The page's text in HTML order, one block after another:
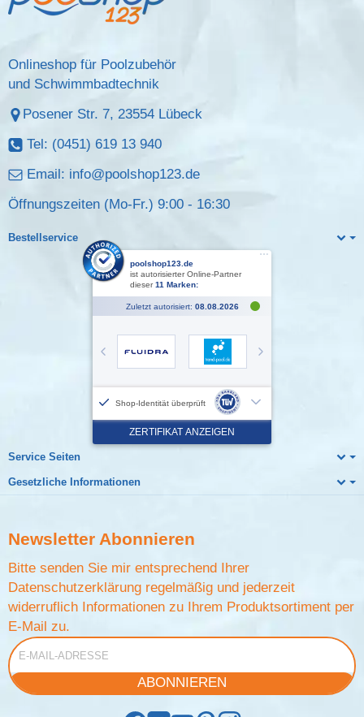
Onlineshop für Poolzubehör
und Schwimmbadtechnik
Posener Str. 7, 23554 Lübeck
Tel: (0451) 619 13 940
Email: info@poolshop123.de
Öffnungszeiten (Mo-Fr.) 9:00 - 16:30
Bestellservice
Service Seiten
Gesetzliche Informationen
Newsletter Abonnieren
Bitte senden Sie mir entsprechend Ihrer
Datenschutzerklärung regelmäßig und jederzeit
widerruflich Informationen zu Ihrem Produktsortiment per
E-Mail zu.
E-Mail-Adresse
ABONNIEREN